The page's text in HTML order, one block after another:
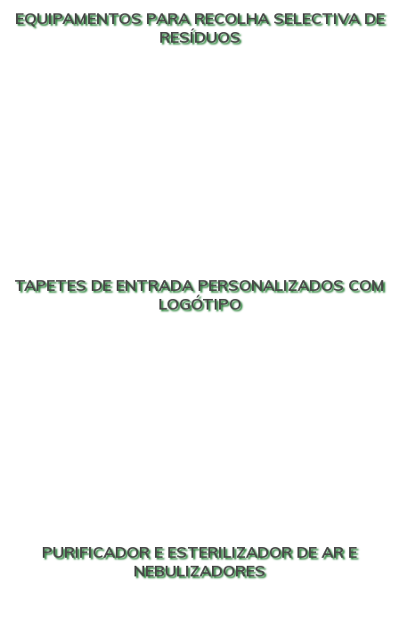
EQUIPAMENTOS PARA RECOLHA SELECTIVA DE
RESÍDUOS
TAPETES DE ENTRADA PERSONALIZADOS COM
LOGÓTIPO
PURIFICADOR E ESTERILIZADOR DE AR E
NEBULIZADORES